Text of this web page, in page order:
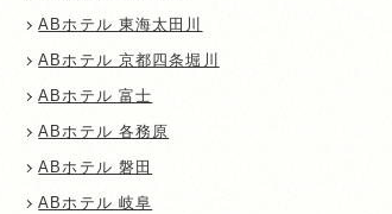
ABホテル 東海太田川
ABホテル 京都四条堀川
ABホテル 富士
ABホテル 各務原
ABホテル 磐田
ABホテル 岐阜